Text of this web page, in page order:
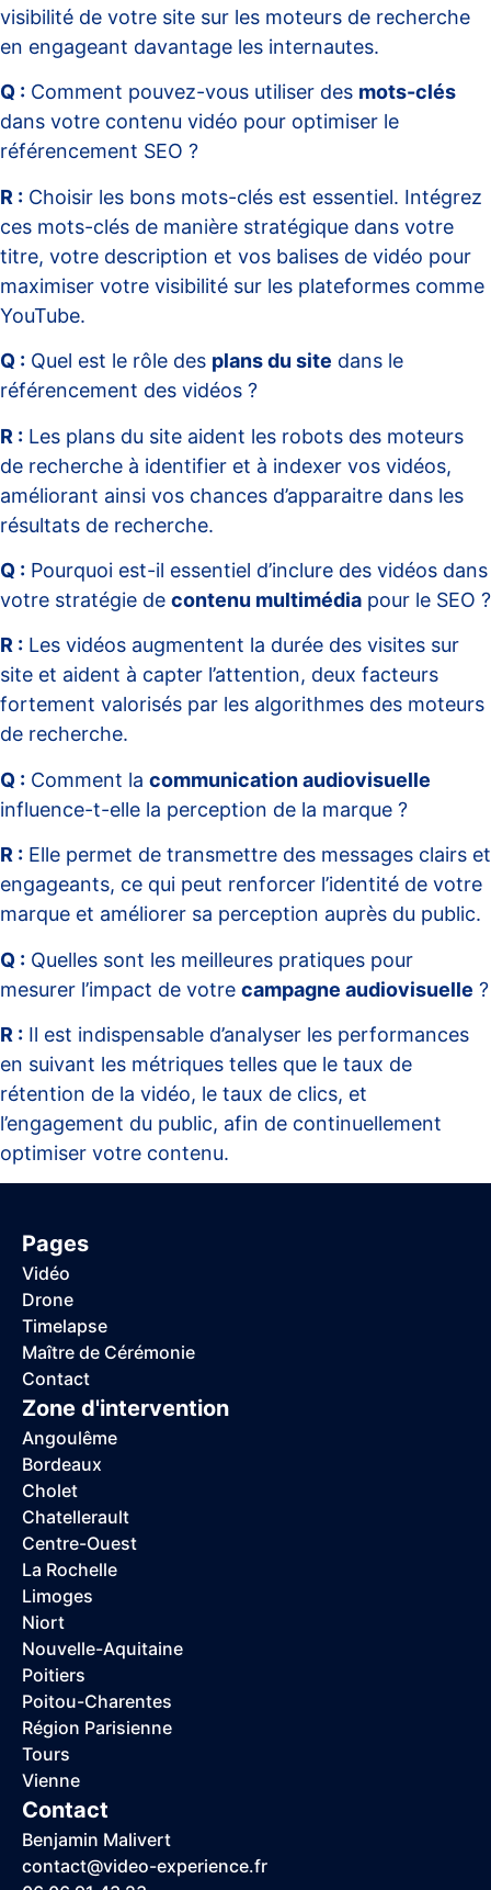
visibilité de votre site sur les moteurs de recherche
en engageant davantage les internautes.
Q : Comment pouvez-vous utiliser des mots-clés
dans votre contenu vidéo pour optimiser le
référencement SEO ?
R : Choisir les bons mots-clés est essentiel. Intégrez
ces mots-clés de manière stratégique dans votre
titre, votre description et vos balises de vidéo pour
maximiser votre visibilité sur les plateformes comme
YouTube.
Q : Quel est le rôle des plans du site dans le
référencement des vidéos ?
R : Les plans du site aident les robots des moteurs
de recherche à identifier et à indexer vos vidéos,
améliorant ainsi vos chances d’apparaitre dans les
résultats de recherche.
Q : Pourquoi est-il essentiel d’inclure des vidéos dans
votre stratégie de contenu multimédia pour le SEO ?
R : Les vidéos augmentent la durée des visites sur
site et aident à capter l’attention, deux facteurs
fortement valorisés par les algorithmes des moteurs
de recherche.
Q : Comment la communication audiovisuelle
influence-t-elle la perception de la marque ?
R : Elle permet de transmettre des messages clairs et
engageants, ce qui peut renforcer l’identité de votre
marque et améliorer sa perception auprès du public.
Q : Quelles sont les meilleures pratiques pour
mesurer l’impact de votre campagne audiovisuelle ?
R : Il est indispensable d’analyser les performances
en suivant les métriques telles que le taux de
rétention de la vidéo, le taux de clics, et
l’engagement du public, afin de continuellement
optimiser votre contenu.
Pages
Vidéo
Drone
Timelapse
Maître de Cérémonie
Contact
Zone d'intervention
Angoulême
Bordeaux
Cholet
Chatellerault
Centre-Ouest
La Rochelle
Limoges
Niort
Nouvelle-Aquitaine
Poitiers
Poitou-Charentes
Région Parisienne
Tours
Vienne
Contact
Benjamin Malivert
contact@video-experience.fr